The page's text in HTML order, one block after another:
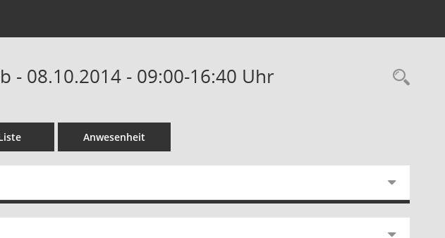
- 08.10.2014 - 09:00-16:40 Uhr
Anwesenheit